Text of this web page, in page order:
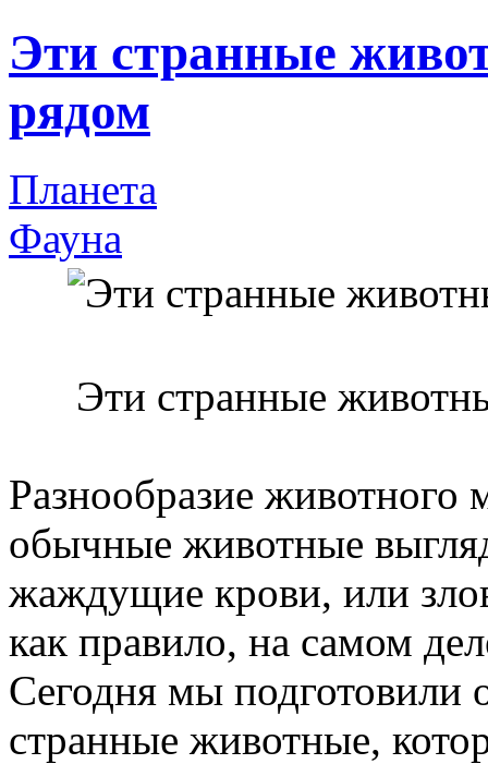
Эти странные
рядом
Планета
Фауна
Эти странные
Разнообразие
обычные животные
жаждущие крови, или
как правило, на самом
Сегодня мы подготовили
странные животные,